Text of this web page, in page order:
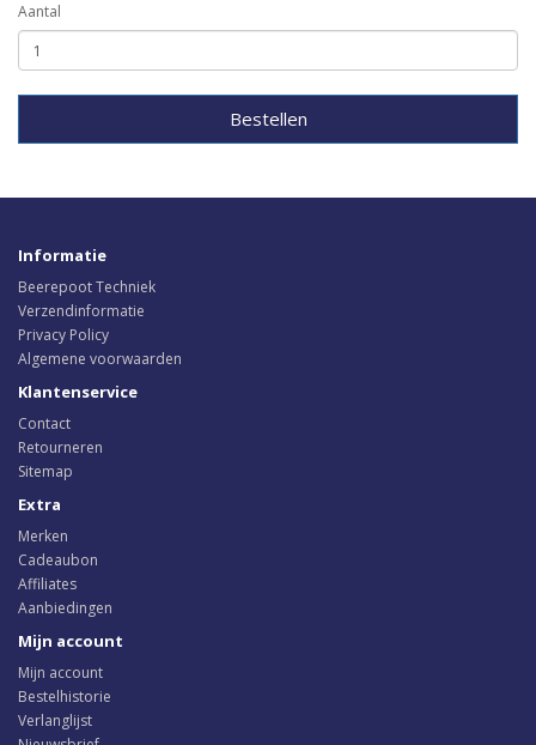
Aantal
Bestellen
Informatie
Beerepoot Techniek
Verzendinformatie
Privacy Policy
Algemene voorwaarden
Klantenservice
Contact
Retourneren
Sitemap
Extra
Merken
Cadeaubon
Affiliates
Aanbiedingen
Mijn account
Mijn account
Bestelhistorie
Verlanglijst